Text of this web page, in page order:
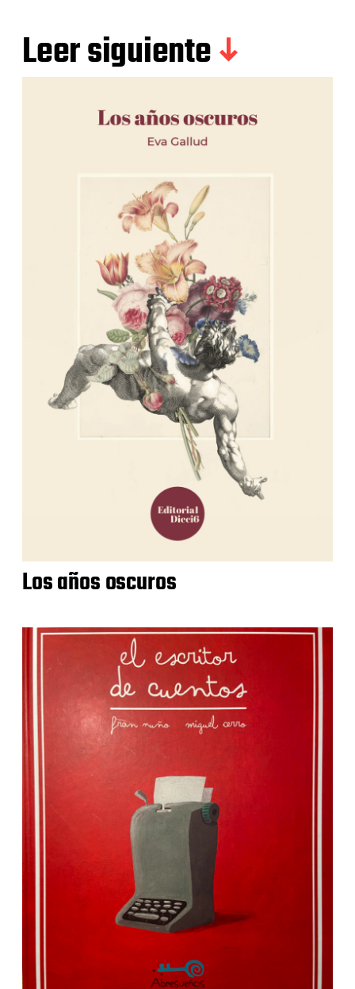
Leer siguiente
Los años oscuros